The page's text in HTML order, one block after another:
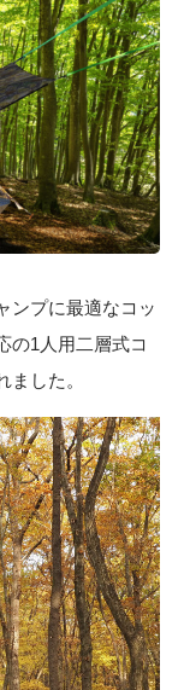
ンプに最適なコッ
の1人用二層式コ
した。